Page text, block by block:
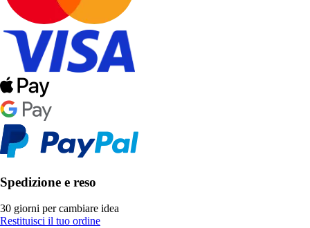
Spedizione e reso
30 giorni per cambiare idea
Restituisci il tuo ordine